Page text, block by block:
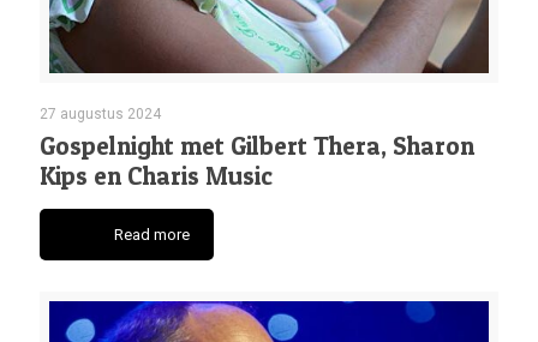
27 augustus 2024
Gospelnight met Gilbert Thera, Sharon
Kips en Charis Music
Read more